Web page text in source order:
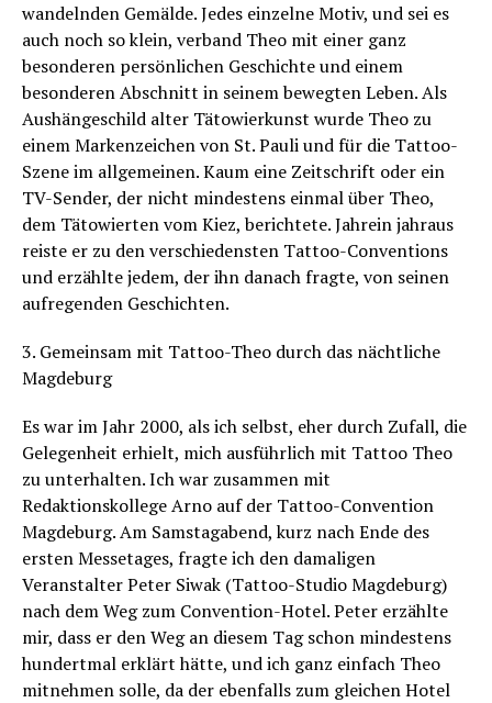
wandelnden Gemälde. Jedes einzelne Motiv, und sei es
auch noch so klein, verband Theo mit einer ganz
besonderen persönlichen Geschichte und einem
besonderen Abschnitt in seinem bewegten Leben. Als
Aushängeschild alter Tätowierkunst wurde Theo zu
einem Markenzeichen von St. Pauli und für die Tattoo-
Szene im allgemeinen. Kaum eine Zeitschrift oder ein
TV-Sender, der nicht mindestens einmal über Theo,
dem Tätowierten vom Kiez, berichtete. Jahrein jahraus
reiste er zu den verschiedensten Tattoo-Conventions
und erzählte jedem, der ihn danach fragte, von seinen
aufregenden Geschichten.
3. Gemeinsam mit Tattoo-Theo durch das nächtliche
Magdeburg
Es war im Jahr 2000, als ich selbst, eher durch Zufall, die
Gelegenheit erhielt, mich ausführlich mit Tattoo Theo
zu unterhalten. Ich war zusammen mit
Redaktionskollege Arno auf der Tattoo-Convention
Magdeburg. Am Samstagabend, kurz nach Ende des
ersten Messetages, fragte ich den damaligen
Veranstalter Peter Siwak (Tattoo-Studio Magdeburg)
nach dem Weg zum Convention-Hotel. Peter erzählte
mir, dass er den Weg an diesem Tag schon mindestens
hundertmal erklärt hätte, und ich ganz einfach Theo
mitnehmen solle, da der ebenfalls zum gleichen Hotel